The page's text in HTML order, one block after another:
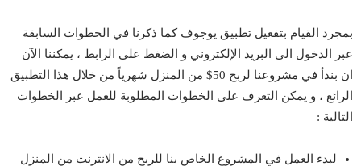
بمجرد القيام بتفعيل تطبيق يوجوف كما ذكرنا في الخطوات السابقة
عبر الدخول الى البريد الإلكتروني و الضغط على الرابط ، يمكننا الآن
ان بندأ في مشروعنا لربح 50$ من المنزل شهرياً من خلال هذا التطبيق
الرائع ، و يمكن التعرف على الخطوات المطلوبة للعمل عبر الخطوات
التالية :
لبدء العمل في المشروع الخاص بنا للربح من الانترنت من المنزل